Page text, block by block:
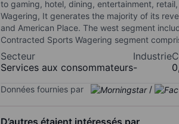
to gaming, hotel, dining, entertainment,
Wagering, It generates the majority of its
and American Place. The west segment
Contracted Sports Wagering segment
Secteur
Services aux consommateurs
Industrie
-
Données fournies par /